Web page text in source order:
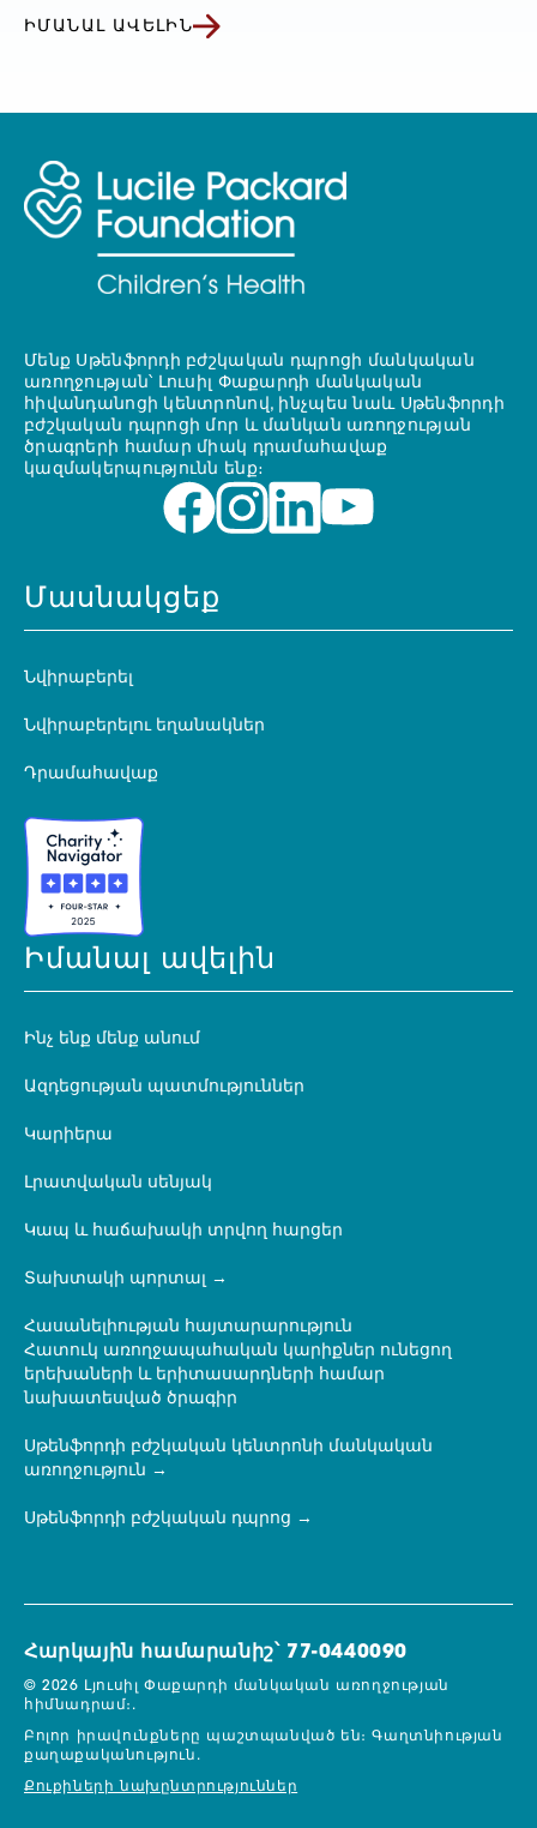
ԻՄԱՆԱԼ ԱՎԵԼԻՆ
Մենք Սթենֆորդի բժշկական դպրոցի մանկական
առողջության՝ Լուսիլ Փաքարդի մանկական
հիվանդանոցի կենտրոնով, ինչպես նաև Սթենֆորդի
բժշկական դպրոցի մոր և մանկան առողջության
ծրագրերի համար միակ դրամահավաք
կազմակերպությունն ենք։
Մասնակցեք
Նվիրաբերել
Նվիրաբերելու եղանակներ
Դրամահավաք
Իմանալ ավելին
Ինչ ենք մենք անում
Ազդեցության պատմություններ
Կարիերա
Լրատվական սենյակ
Կապ և հաճախակի տրվող հարցեր
Տախտակի պորտալ
Հասանելիության հայտարարություն
Հատուկ առողջապահական կարիքներ ունեցող
երեխաների և երիտասարդների համար
նախատեսված ծրագիր
Սթենֆորդի բժշկական կենտրոնի մանկական
առողջություն
Սթենֆորդի բժշկական դպրոց
Հարկային համարանիշ՝ 77-0440090
© 2026 Լյուսիլ Փաքարդի մանկական առողջության
հիմնադրամ։.
Բոլոր իրավունքները պաշտպանված են։Գաղտնիության
քաղաքականություն.
Քուքիների նախընտրություններ